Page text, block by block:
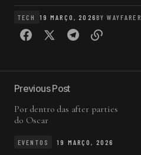
TECH 19 MARÇO, 2026BY WAYFARER
Previous Post
Por dentro das after parties
do Oscar
EVENTOS 19 MARÇO, 2026